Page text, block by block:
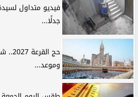
فيديو متداول
جدلًا...
حج
وموعد...